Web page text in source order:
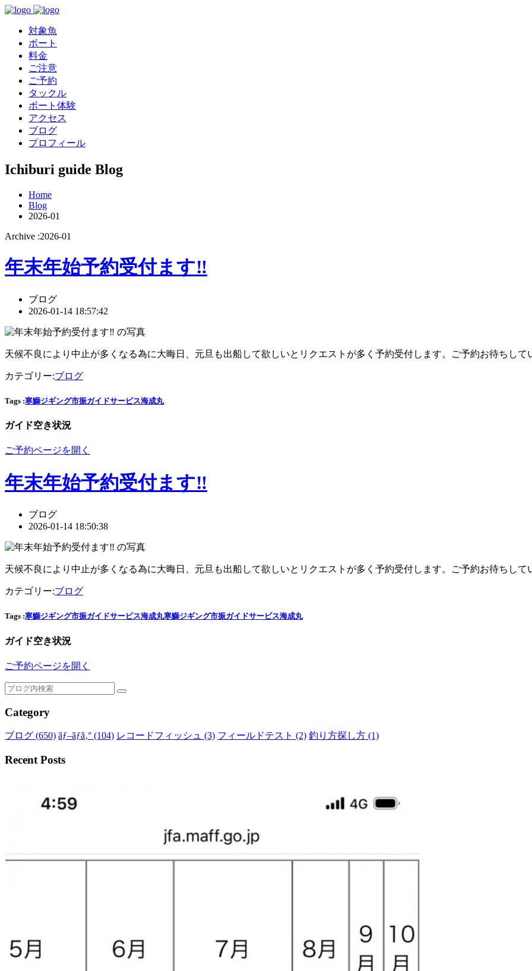
対象魚
ボート
料金
ご注意
ご予約
タックル
ボート体験
アクセス
ブログ
プロフィール
Ichiburi guide Blog
Home
Blog
2026-01
Archive :2026-01
年末年始予約受付ます‼️
ブログ
2026-01-14 18:57:42
天候不良により中止が多くなる為に大晦日、元旦も出船して欲しいとリクエストが多く予約受付します。ご予約お待ちして
カテゴリー:ブログ
Tags :寒鰤ジギング市振ガイドサービス海成丸
ガイド空き状況
ご予約ページを開く
年末年始予約受付ます‼️
ブログ
2026-01-14 18:50:38
天候不良により中止が多くなる為に大晦日、元旦も出船して欲しいとリクエストが多く予約受付します。ご予約お待ちして
カテゴリー:ブログ
Tags :寒鰤ジギング市振ガイドサービス海成丸寒鰤ジギング市振ガイドサービス海成丸
ガイド空き状況
ご予約ページを開く
Category
ブログ (650) ãƒ–ãƒ­ã‚° (104) レコードフィッシュ (3) フィールドテスト (2) 釣り方探し方 (1)
Recent Posts